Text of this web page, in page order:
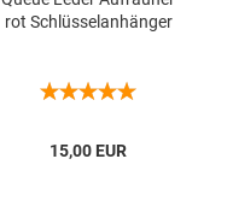
rot Schlüs­sel­an­hän­ger
15,00 EUR